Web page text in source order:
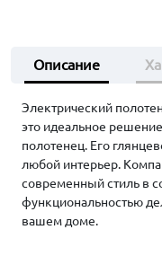
Описание
Электрический
это идеальное
полотенец. Его
любой интерьер.
современный стиль в
функциональностью
вашем доме.